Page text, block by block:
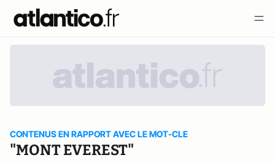
CONTENUS EN RAPPORT AVEC LE MOT-CLE
"MONT EVEREST"